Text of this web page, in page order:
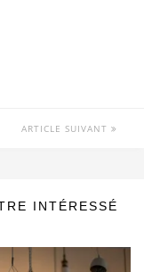
ARTICLE SUIVANT
INTÉRESSÉ